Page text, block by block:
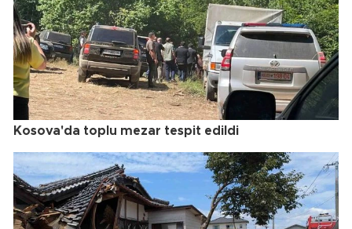
Kosova'da toplu mezar tespit edildi